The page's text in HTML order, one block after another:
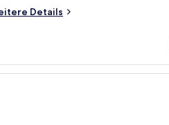
Details